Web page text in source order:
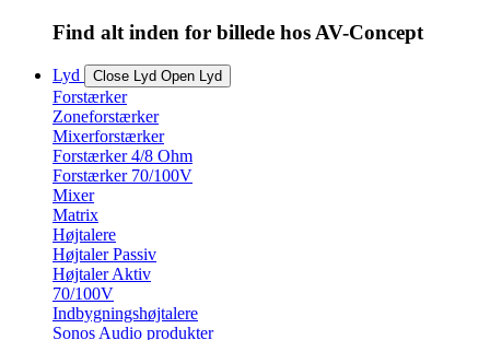
Find alt inden for billede hos AV-Concept
Lyd Close Lyd Open Lyd
Forstærker
Zoneforstærker
Mixerforstærker
Forstærker 4/8 Ohm
Forstærker 70/100V
Mixer
Matrix
Højtalere
Højtaler Passiv
Højtaler Aktiv
70/100V
Indbygningshøjtalere
Sonos Audio produkter